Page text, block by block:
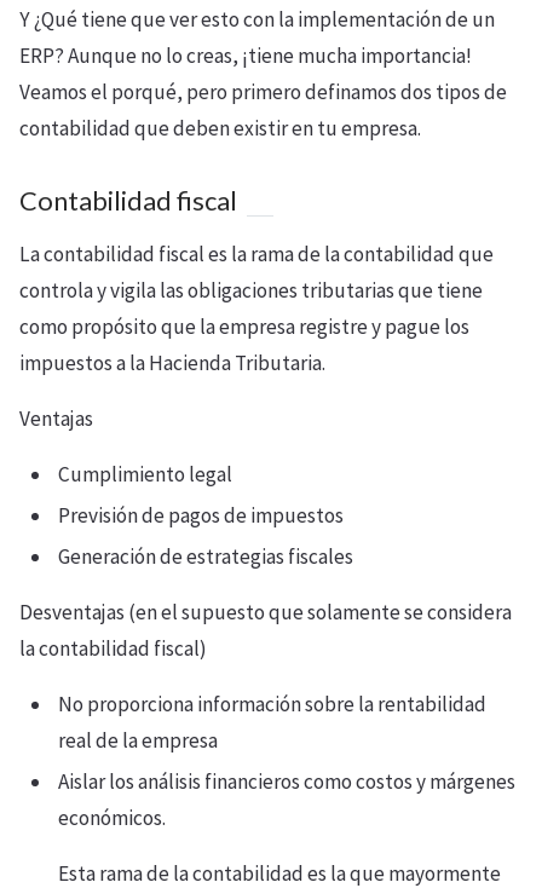
Y ¿Qué tiene que ver esto con la implementación de un
ERP? Aunque no lo creas, ¡tiene mucha importancia!
Veamos el porqué, pero primero definamos dos tipos de
contabilidad que deben existir en tu empresa.
Contabilidad fiscal
La contabilidad fiscal es la rama de la contabilidad que
controla y vigila las obligaciones tributarias que tiene
como propósito que la empresa registre y pague los
impuestos a la Hacienda Tributaria.
Ventajas
Cumplimiento legal
Previsión de pagos de impuestos
Generación de estrategias fiscales
Desventajas (en el supuesto que solamente se considera
la contabilidad fiscal)
No proporciona información sobre la rentabilidad
real de la empresa
Aislar los análisis financieros como costos y márgenes
económicos.
Esta rama de la contabilidad es la que mayormente